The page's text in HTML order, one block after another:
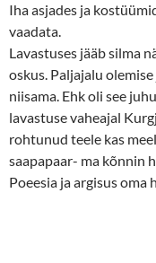
Iha asjades ja
vaadata.
Lavastuses jääb silma
oskus. Paljajalu
niisama. Ehk oli see
lavastuse vaheajal
rohtunud teele kas
saapapaar- ma kõnnin
Poeesia ja argisus oma